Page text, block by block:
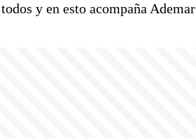
y en esto acompaña Ademar